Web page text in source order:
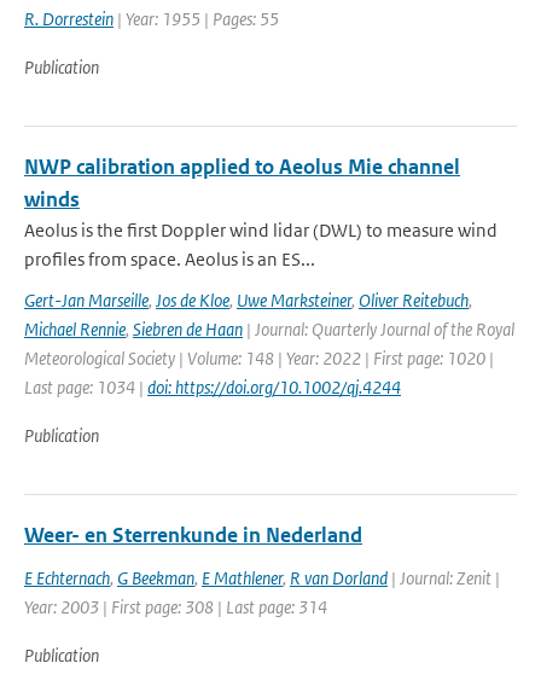
R. Dorrestein | Year: 1955 | Pages: 55
Publication
NWP calibration applied to Aeolus Mie channel
winds
Aeolus is the first Doppler wind lidar (DWL) to measure wind
profiles from space. Aeolus is an ES...
Gert-Jan Marseille, Jos de Kloe, Uwe Marksteiner, Oliver Reitebuch,
Michael Rennie, Siebren de Haan | Journal: Quarterly Journal of the Royal
Meteorological Society | Volume: 148 | Year: 2022 | First page: 1020 |
Last page: 1034 | doi: https://doi.org/10.1002/qj.4244
Publication
Weer- en Sterrenkunde in Nederland
E Echternach, G Beekman, E Mathlener, R van Dorland | Journal: Zenit |
Year: 2003 | First page: 308 | Last page: 314
Publication